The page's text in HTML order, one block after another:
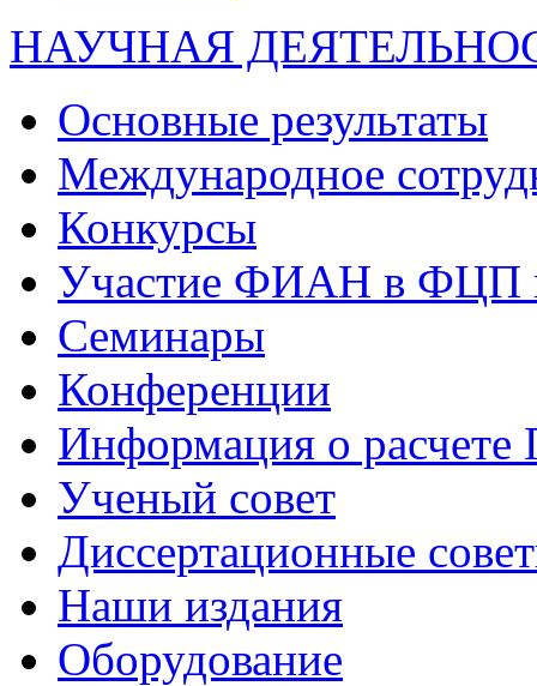
НАУЧНАЯ
Основные результаты
Международное
Конкурсы
Участие ФИАН в ФЦП
Семинары
Конференции
Информация о
Ученый совет
Диссертационные
Наши издания
Оборудование